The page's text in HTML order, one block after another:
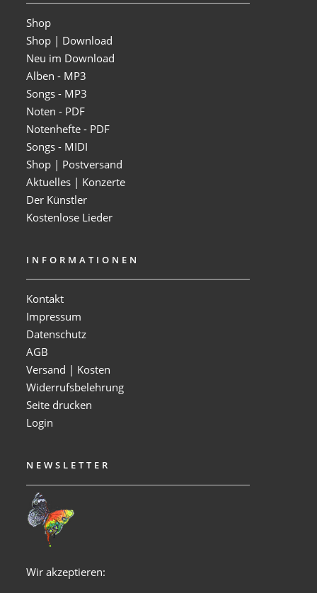
Shop
Shop | Download
Neu im Download
Alben - MP3
Songs - MP3
Noten - PDF
Notenhefte - PDF
Songs - MIDI
Shop | Postversand
Aktuelles | Konzerte
Der Künstler
Kostenlose Lieder
INFORMATIONEN
Kontakt
Impressum
Datenschutz
AGB
Versand | Kosten
Widerrufsbelehrung
Seite drucken
Login
NEWSLETTER
Wir akzeptieren: